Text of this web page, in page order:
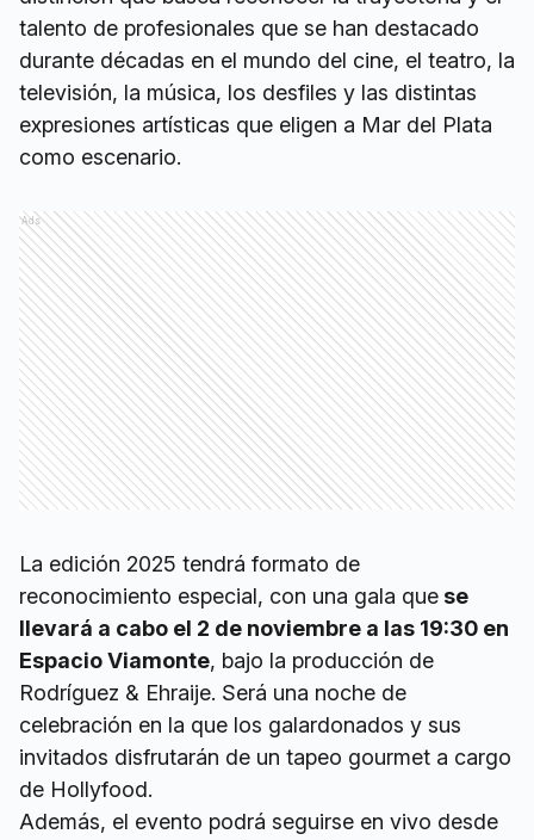
talento de profesionales que se han destacado
durante décadas en el mundo del cine, el teatro, la
televisión, la música, los desfiles y las distintas
expresiones artísticas que eligen a Mar del Plata
como escenario.
Ads
La edición 2025 tendrá formato de
reconocimiento especial, con una gala que se
llevará a cabo el 2 de noviembre a las 19:30 en
Espacio Viamonte, bajo la producción de
Rodríguez & Ehraije. Será una noche de
celebración en la que los galardonados y sus
invitados disfrutarán de un tapeo gourmet a cargo
de Hollyfood.
Además, el evento podrá seguirse en vivo desde